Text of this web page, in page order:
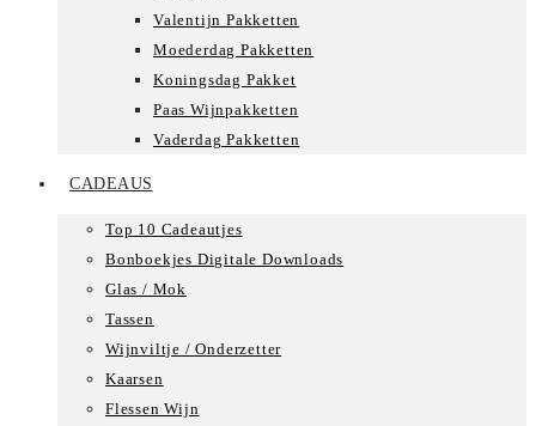
Valentijn Pakketten
Moederdag Pakketten
Koningsdag Pakket
Paas Wijnpakketten
Vaderdag Pakketten
CADEAUS
Top 10 Cadeautjes
Bonboekjes Digitale Downloads
Glas / Mok
Tassen
Wijnviltje / Onderzetter
Kaarsen
Flessen Wijn